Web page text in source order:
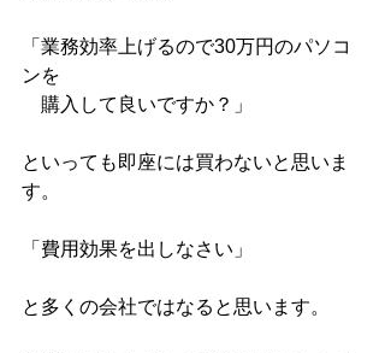
「業務効率上げるので30万円のパソコ
ンを
購入して良いですか？」
といっても即座には買わないと思いま
す。
「費用効果を出しなさい」
と多くの会社ではなると思います。